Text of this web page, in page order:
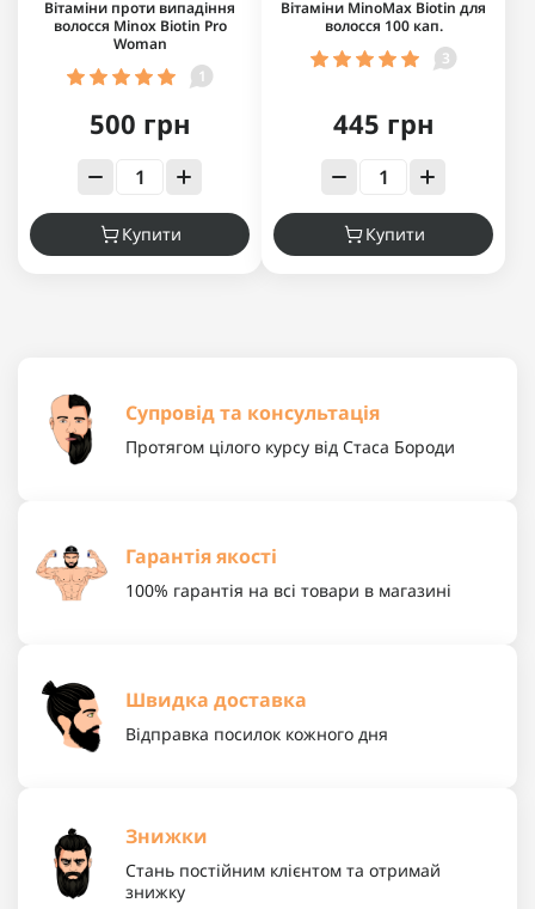
Вітаміни проти випадіння
волосся Minox Biotin Pro
Woman
1
500 грн
Купити
Вітаміни MinoMax Biotin для
волосся 100 кап.
3
445 грн
Купити
Супровід та консультація
Протягом цілого курсу від Стаса Бороди
Гарантія якості
100% гарантія на всі товари в магазині
Швидка доставка
Відправка посилок кожного дня
Знижки
Стань постійним клієнтом та отримай
знижку